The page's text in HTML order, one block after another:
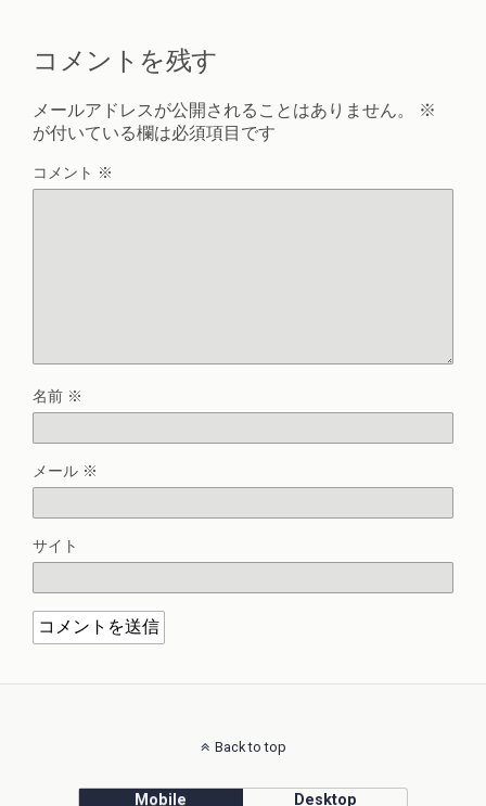
コメントを残す
メールアドレスが公開されることはありません。
※
が付いている欄は必須項目です
コメント ※
名前 ※
メール ※
サイト
Back to top
Mobile Desktop